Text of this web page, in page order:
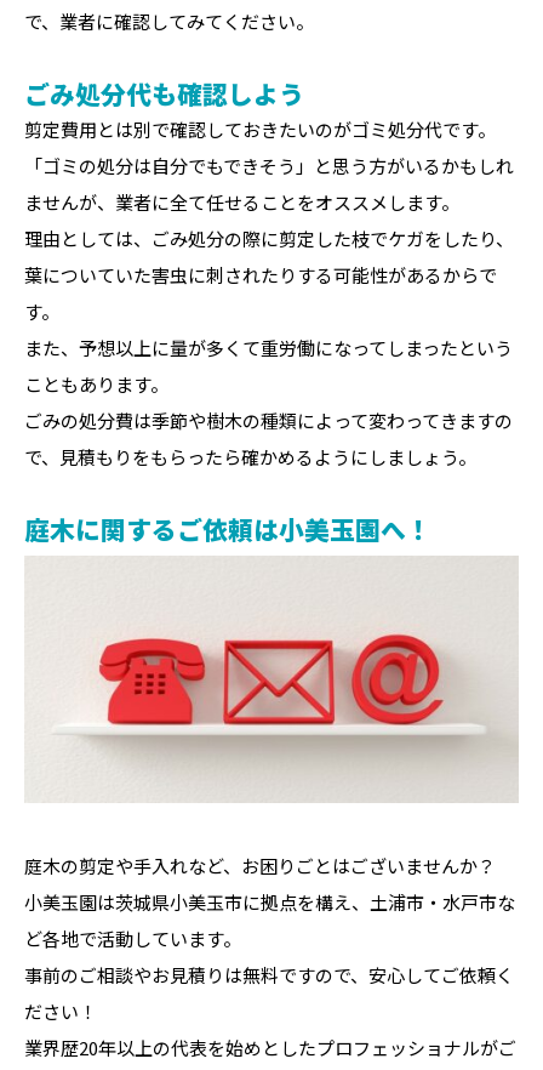
で、業者に確認してみてください。
ごみ処分代も確認しよう
剪定費用とは別で確認しておきたいのがゴミ処分代です。
「ゴミの処分は自分でもできそう」と思う方がいるかもしれ
ませんが、業者に全て任せることをオススメします。
理由としては、ごみ処分の際に剪定した枝でケガをしたり、
葉についていた害虫に刺されたりする可能性があるからで
す。
また、予想以上に量が多くて重労働になってしまったという
こともあります。
ごみの処分費は季節や樹木の種類によって変わってきますの
で、見積もりをもらったら確かめるようにしましょう。
庭木に関するご依頼は小美玉園へ！
庭木の剪定や手入れなど、お困りごとはございませんか？
小美玉園は茨城県小美玉市に拠点を構え、土浦市・水戸市な
ど各地で活動しています。
事前のご相談やお見積りは無料ですので、安心してご依頼く
ださい！
業界歴20年以上の代表を始めとしたプロフェッショナルがご